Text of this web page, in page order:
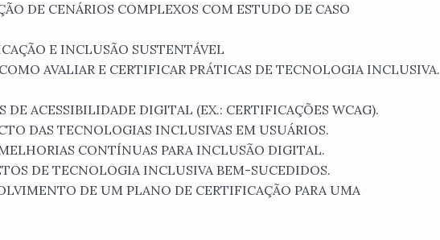
DE CENÁRIOS COMPLEXOS COM ESTUDO DE CASO
E INCLUSÃO SUSTENTÁVEL
AVALIAR E CERTIFICAR PRÁTICAS DE TECNOLOGIA INCLUSIVA.
DE ACESSIBILIDADE DIGITAL (EX.: CERTIFICAÇÕES WCAG).
DAS TECNOLOGIAS INCLUSIVAS EM USUÁRIOS.
CONTÍNUAS PARA INCLUSÃO DIGITAL.
DE TECNOLOGIA INCLUSIVA BEM-SUCEDIDOS.
DE UM PLANO DE CERTIFICAÇÃO PARA UMA